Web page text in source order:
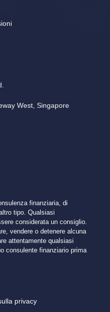
West, Singapore
finanziaria, di
tipo. Qualsiasi
considerata un consiglio.
vendere o detenere alcuna
attentamente qualsiasi
consulente finanziario prima
privacy